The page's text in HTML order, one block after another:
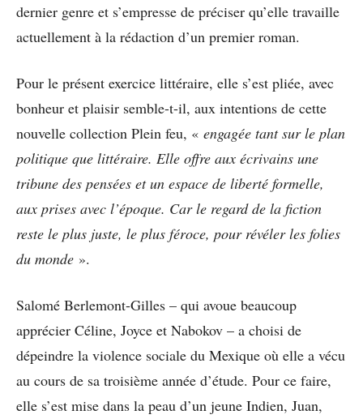
dernier genre et s’empresse de préciser qu’elle travaille
actuellement à la rédaction d’un premier roman.
Pour le présent exercice littéraire, elle s’est pliée, avec
bonheur et plaisir semble-t-il, aux intentions de cette
nouvelle collection Plein feu, « engagée tant sur le plan
politique que littéraire. Elle offre aux écrivains une
tribune des pensées et un espace de liberté formelle,
aux prises avec l’époque. Car le regard de la fiction
reste le plus juste, le plus féroce, pour révéler les folies
du monde ».
Salomé Berlemont-Gilles – qui avoue beaucoup
apprécier Céline, Joyce et Nabokov – a choisi de
dépeindre la violence sociale du Mexique où elle a vécu
au cours de sa troisième année d’étude. Pour ce faire,
elle s’est mise dans la peau d’un jeune Indien, Juan,